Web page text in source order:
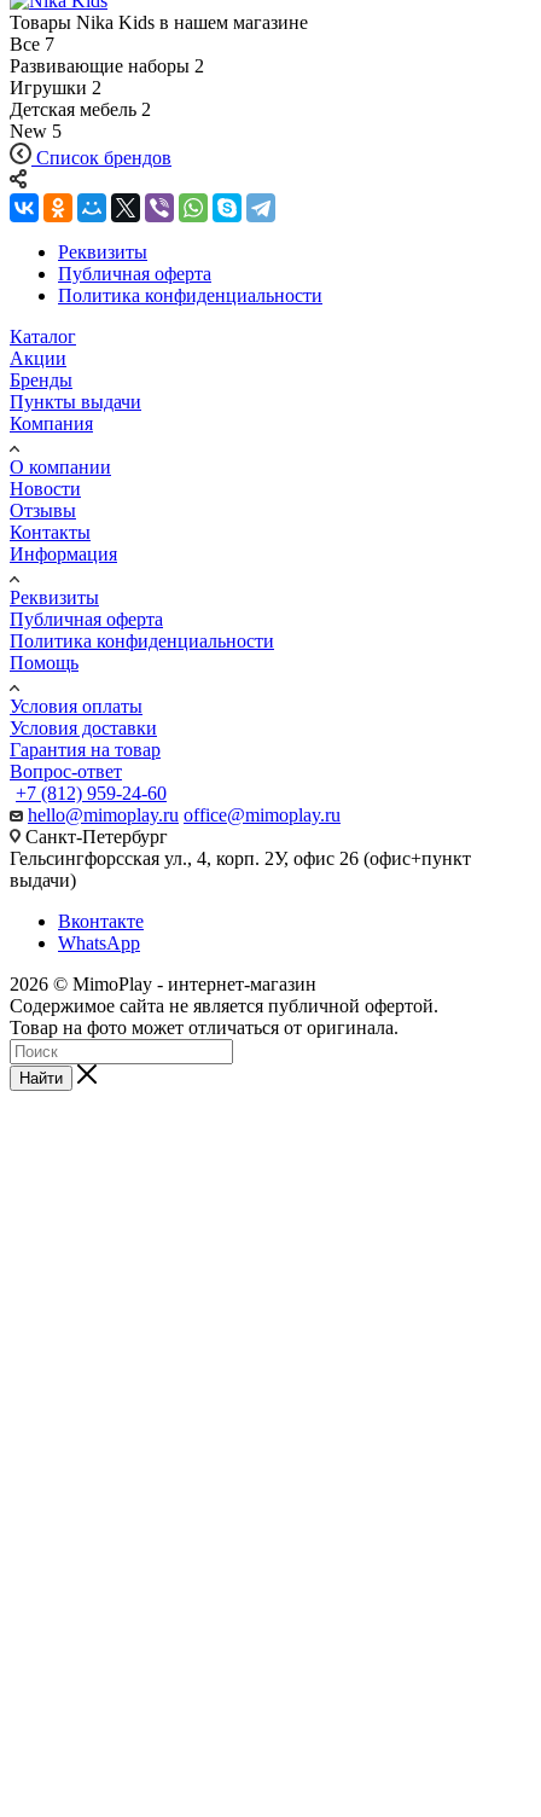
Товары Nika Kids в нашем магазине
Все 7
Развивающие наборы 2
Игрушки 2
Детская мебель 2
New 5
Список брендов
Реквизиты
Публичная оферта
Политика конфиденциальности
Каталог
Акции
Бренды
Пункты выдачи
Компания
О компании
Новости
Отзывы
Контакты
Информация
Реквизиты
Публичная оферта
Политика конфиденциальности
Помощь
Условия оплаты
Условия доставки
Гарантия на товар
Вопрос-ответ
+7 (812) 959-24-60
hello@mimoplay.ru office@mimoplay.ru
Санкт-Петербург
Гельсингфорсская ул., 4, корп. 2У, офис 26 (офис+пункт
выдачи)
Вконтакте
WhatsApp
2026 © MimoPlay - интернет-магазин
Содержимое сайта не является публичной офертой.
Товар на фото может отличаться от оригинала.
Найти